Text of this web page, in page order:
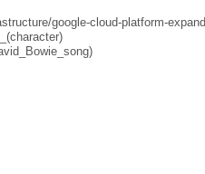
google-cloud-platform-